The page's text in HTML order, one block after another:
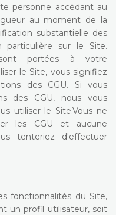
personne accédant au
au moment de la
substantielle des
particulière sur le Site.
portées à votre
le Site, vous signifiez
des CGU. Si vous
des CGU, nous vous
utiliser le Site.Vous ne
les CGU et aucune
tenteriez d'effectuer
fonctionnalités du Site,
un profil utilisateur, soit